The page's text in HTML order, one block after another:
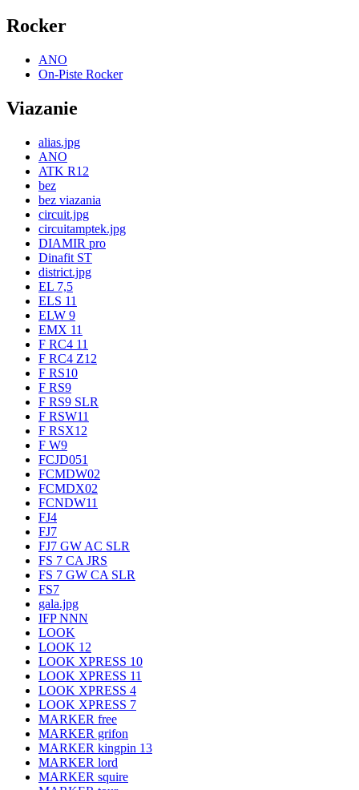
Rocker
ANO
On-Piste Rocker
Viazanie
alias.jpg
ANO
ATK R12
bez
bez viazania
circuit.jpg
circuitamptek.jpg
DIAMIR pro
Dinafit ST
district.jpg
EL 7,5
ELS 11
ELW 9
EMX 11
F RC4 11
F RC4 Z12
F RS10
F RS9
F RS9 SLR
F RSW11
F RSX12
F W9
FCJD051
FCMDW02
FCMDX02
FCNDW11
FJ4
FJ7
FJ7 GW AC SLR
FS 7 CA JRS
FS 7 GW CA SLR
FS7
gala.jpg
IFP NNN
LOOK
LOOK 12
LOOK XPRESS 10
LOOK XPRESS 11
LOOK XPRESS 4
LOOK XPRESS 7
MARKER free
MARKER grifon
MARKER kingpin 13
MARKER lord
MARKER squire